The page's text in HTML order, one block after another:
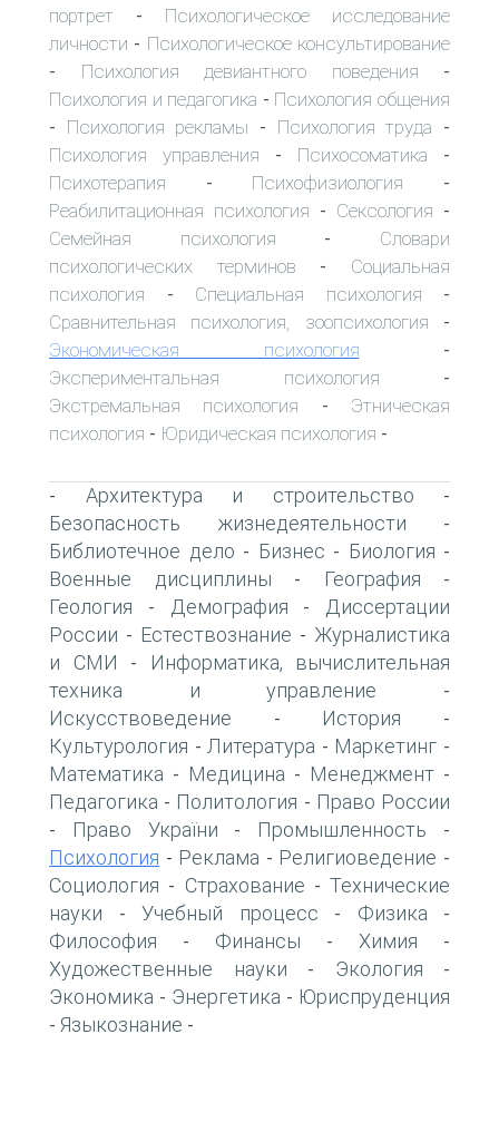
портрет - Психологическое исследование
личности - Психологическое консультирование
- Психология девиантного поведения -
Психология и педагогика - Психология общения
- Психология рекламы - Психология труда -
Психология управления - Психосоматика -
Психотерапия - Психофизиология -
Реабилитационная психология - Сексология -
Семейная психология - Словари
психологических терминов - Социальная
психология - Специальная психология -
Сравнительная психология, зоопсихология -
Экономическая психология -
Экспериментальная психология -
Экстремальная психология - Этническая
психология - Юридическая психология -
- Архитектура и строительство -
Безопасность жизнедеятельности -
Библиотечное дело - Бизнес - Биология -
Военные дисциплины - География -
Геология - Демография -
Диссертации
России - Естествознание - Журналистика
и СМИ -
Информатика, вычислительная
техника и управление -
Искусствоведение - История -
Культурология - Литература - Маркетинг -
Математика - Медицина - Менеджмент -
Педагогика - Политология - Право России
- Право України - Промышленность -
Психология - Реклама - Религиоведение -
Социология - Страхование - Технические
науки - Учебный процесс - Физика -
Философия - Финансы - Химия -
Художественные науки - Экология -
Экономика - Энергетика - Юриспруденция
- Языкознание -